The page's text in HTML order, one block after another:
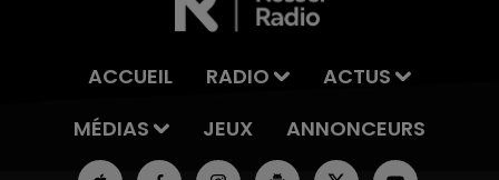
ACCUEIL RADIO
ACTUS
MÉDIAS
JEUX ANNONCEURS